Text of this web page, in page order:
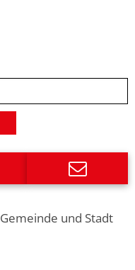
Gemeinde und Stadt